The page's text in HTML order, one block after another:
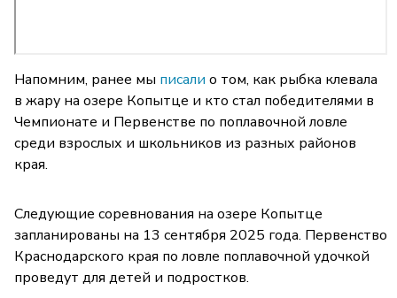
Напомним, ранее мы писали о том, как рыбка клевала
в жару на озере Копытце и кто стал победителями в
Чемпионате и Первенстве по поплавочной ловле
среди взрослых и школьников из разных районов
края.
Следующие соревнования на озере Копытце
запланированы на 13 сентября 2025 года. Первенство
Краснодарского края по ловле поплавочной удочкой
проведут для детей и подростков.